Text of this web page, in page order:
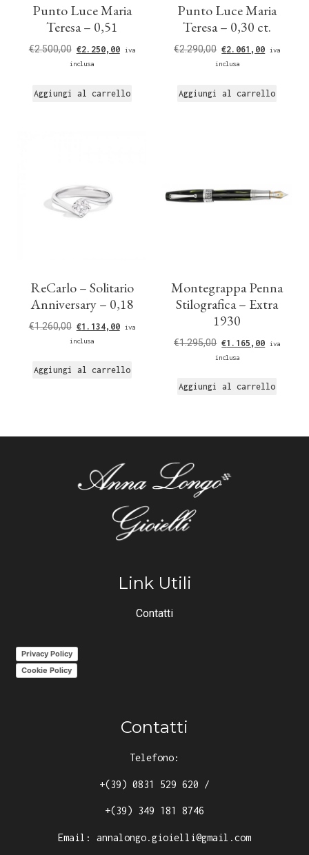
Punto Luce Maria
Teresa – 0,51
€2.500,00 €2.250,00
iva
inclusa
Aggiungi al carrello
Punto Luce Maria
Teresa – 0,30 ct.
€2.290,00 €2.061,00
iva
inclusa
Aggiungi al carrello
ReCarlo – Solitario
Anniversary – 0,18
€1.260,00 €1.134,00
iva
inclusa
Aggiungi al carrello
Montegrappa Penna
Stilografica – Extra
1930
€1.295,00 €1.165,00
iva
inclusa
Aggiungi al carrello
Link Utili
Contatti
Privacy Policy
Cookie Policy
Contatti
Telefono:
+(39) 0831 529 620 /
+(39) 349 181 8746
Email: annalongo.gioielli@gmail.com